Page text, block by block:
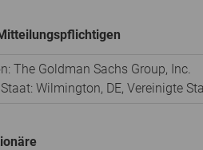
The Goldman Sachs Group, Inc.
Wilmington, DE, Vereinigte